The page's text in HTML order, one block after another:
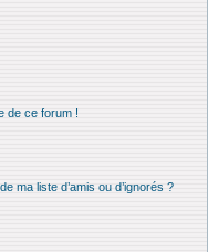
de ce forum !
ma liste d’amis ou d’ignorés ?